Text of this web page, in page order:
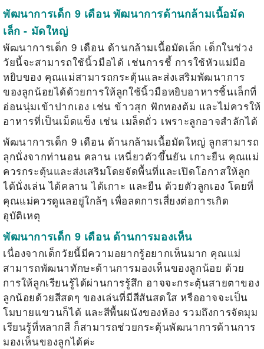
พัฒนาการเด็ก 9 เดือน พัฒนาการด้านกล้ามเนื้อมัด
เล็ก - มัดใหญ่
พัฒนาการเด็ก 9 เดือน ด้านกล้ามเนื้อมัดเล็ก เด็กในช่วง
วัยนี้จะสามารถใช้นิ้วมือได้ เช่นการชี้ การใช้หัวแม่มือ
หยิบของ คุณแม่สามารถกระตุ้นและส่งเสริมพัฒนาการ
ของลูกน้อยได้ด้วยการให้ลูกใช้นิ้วมือหยิบอาหารชิ้นเล็กที่
อ่อนนุ่มเข้าปากเอง เช่น ข้าวสุก ฟักทองต้ม และไม่ควรให้
อาหารที่เป็นเม็ดแข็ง เช่น เมล็ดถั่ว เพราะลูกอาจสำลักได้
พัฒนาการเด็ก 9 เดือน ด้านกล้ามเนื้อมัดใหญ่ ลูกสามารถ
ลุกนั่งจากท่านอน คลาน เหนี่ยวตัวขึ้นยัน เกาะยืน คุณแม่
ควรกระตุ้นและส่งเสริมโดยจัดพื้นที่และเปิดโอกาสให้ลูก
ได้นั่งเล่น ได้คลาน ได้เกาะ และยืน ด้วยตัวลูกเอง โดยที่
คุณแม่ควรดูแลอยู่ใกล้ๆ เพื่อลดการเสี่ยงต่อการเกิด
อุบัติเหตุ
พัฒนาการเด็ก 9 เดือน ด้านการมองเห็น
เนื่องจากเด็กวัยนี้มีความอยากรู้อยากเห็นมาก คุณแม่
สามารถพัฒนาทักษะด้านการมองเห็นของลูกน้อย ด้วย
การให้ลูกเรียนรู้ได้ผ่านการรู้สึก อาจจะกระตุ้นสายตาของ
ลูกน้อยด้วยสีสดๆ ของเล่นที่มีสีสันสดใส หรืออาจจะเป็น
โมบายแขวนก็ได้ และสีพื้นผนังของห้อง รวมถึงการจัดมุม
เรียนรู้ที่หลากสี ก็สามารถช่วยกระตุ้นพัฒนาการด้านการ
มองเห็นของลูกได้ค่ะ